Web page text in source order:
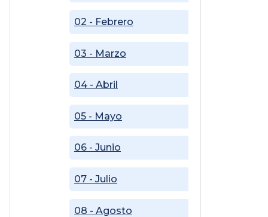
02 - Febrero
03 - Marzo
04 - Abril
05 - Mayo
06 - Junio
07 - Julio
08 - Agosto